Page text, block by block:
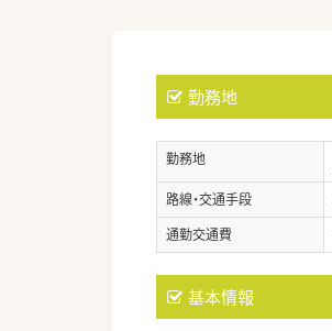
勤務地
勤務地
路線・交通手段
通勤交通費
基本情報